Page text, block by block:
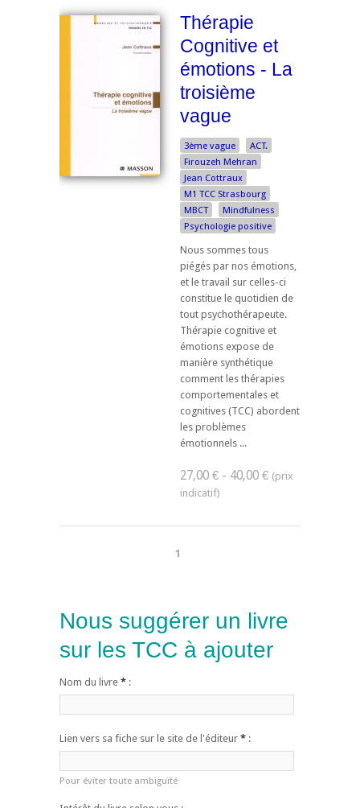
Thérapie
Cognitive et
émotions - La
troisième
vague
3ème vague
ACT.
Firouzeh Mehran
Jean Cottraux
M1 TCC Strasbourg
MBCT
Mindfulness
Psychologie positive
Nous sommes tous
piégés par nos émotions,
et le travail sur celles-ci
constitue le quotidien de
tout psychothérapeute.
Thérapie cognitive et
émotions expose de
manière synthétique
comment les thérapies
comportementales et
cognitives (TCC) abordent
les problèmes
émotionnels ...
27,00 € - 40,00 €
1
Nous suggérer un livre
sur les TCC à ajouter
Nom du livre * :
Lien vers sa fiche sur le site de l'éditeur * :
Pour éviter toute ambiguïté